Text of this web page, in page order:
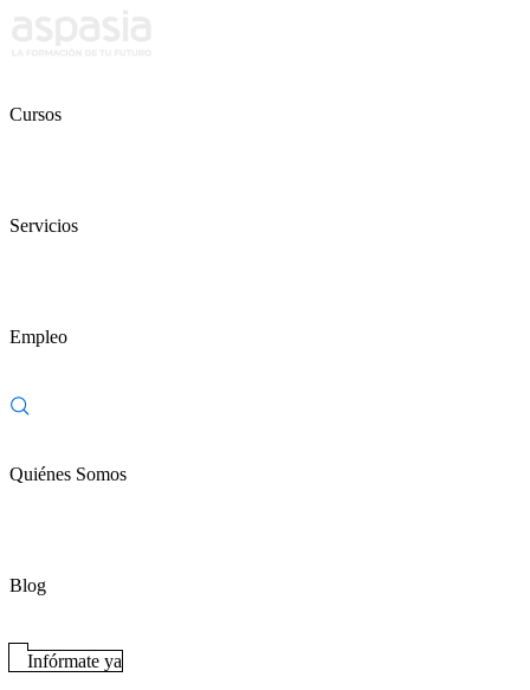
Cursos
Servicios
Empleo
Quiénes Somos
Blog
Infórmate ya